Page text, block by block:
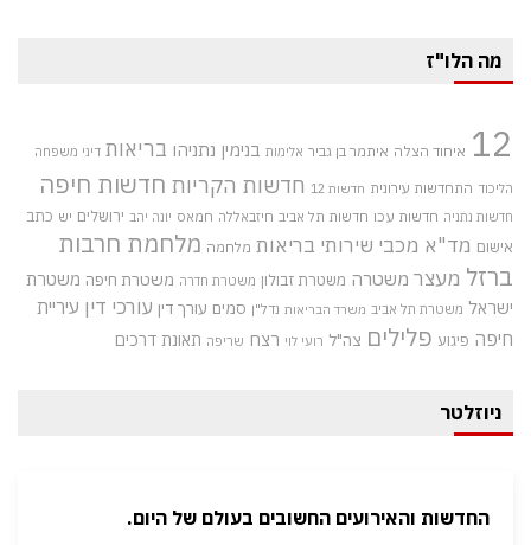
מה הלו"ז
12 איחוד הצלה איתמר בן גביר אלימות בנימין נתניהו בריאות דיני משפחה
הליכוד התחדשות עירונית חדשות 12 חדשות הקריות חדשות חיפה
חדשות נתניה חדשות עכו חדשות תל אביב חיזבאללה חמאס יונה יהב ירושלים יש כתב
אישום מד"א מכבי שירותי בריאות מלחמה מלחמת חרבות
ברזל מעצר משטרה משטרת זבולון משטרת חדרה משטרת חיפה משטרת
ישראל משטרת תל אביב משרד הבריאות נדל"ן סמים עורך דין עורכי דין עיריית
חיפה פיגוע פלילים צה"ל רועי לוי רצח שריפה תאונת דרכים
ניוזלטר
החדשות והאירועים החשובים בעולם של היום.